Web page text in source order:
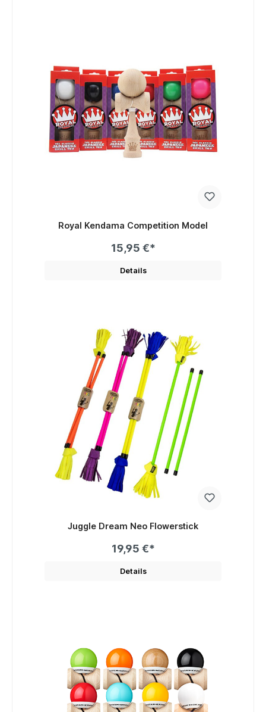
Royal Kendama Competition Model
15,95 €*
Details
Juggle Dream Neo Flowerstick
19,95 €*
Details